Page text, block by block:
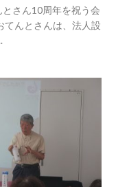
さん10周年を祝う会
てんとさんは、法人設